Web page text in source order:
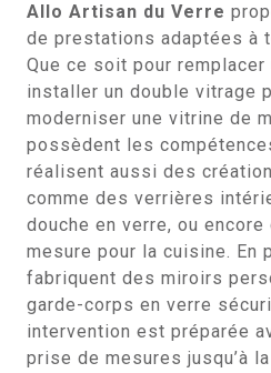
Allo Artisan du Verre
de prestations adaptées à
Que ce soit pour
installer un double vitrage
moderniser une vitrine de
possèdent les
réalisent aussi des
comme des verrières
douche en verre, ou
mesure pour la cuisine. En
fabriquent des miroirs
garde-corps en verre
intervention est préparée
prise de mesures jusqu’à